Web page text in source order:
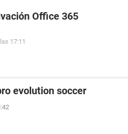
Office 365
17:11
evolution soccer